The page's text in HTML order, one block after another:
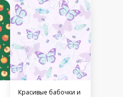
Красивые бабочки и